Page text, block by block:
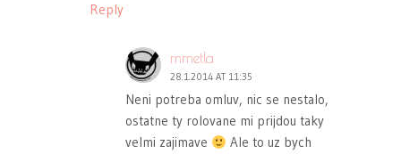
Reply
mmetla
28.1.2014 AT 11:35
Neni potreba omluv, nic se nestalo,
ostatne ty rolovane mi prijdou taky
velmi zajimave
Ale to uz bych